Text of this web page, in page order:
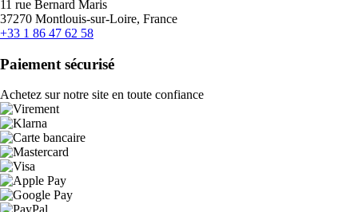
11 rue Bernard Maris
37270 Montlouis-sur-Loire, France
+33 1 86 47 62 58
Paiement sécurisé
Achetez sur notre site en toute confiance